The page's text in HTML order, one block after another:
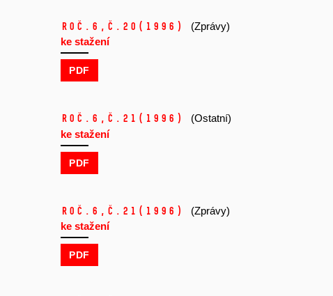
Roč.6, č.20 (1996)
(Zprávy)
ke stažení
PDF
Roč.6, č.21 (1996)
(Ostatní)
ke stažení
PDF
Roč.6, č.21 (1996)
(Zprávy)
ke stažení
PDF